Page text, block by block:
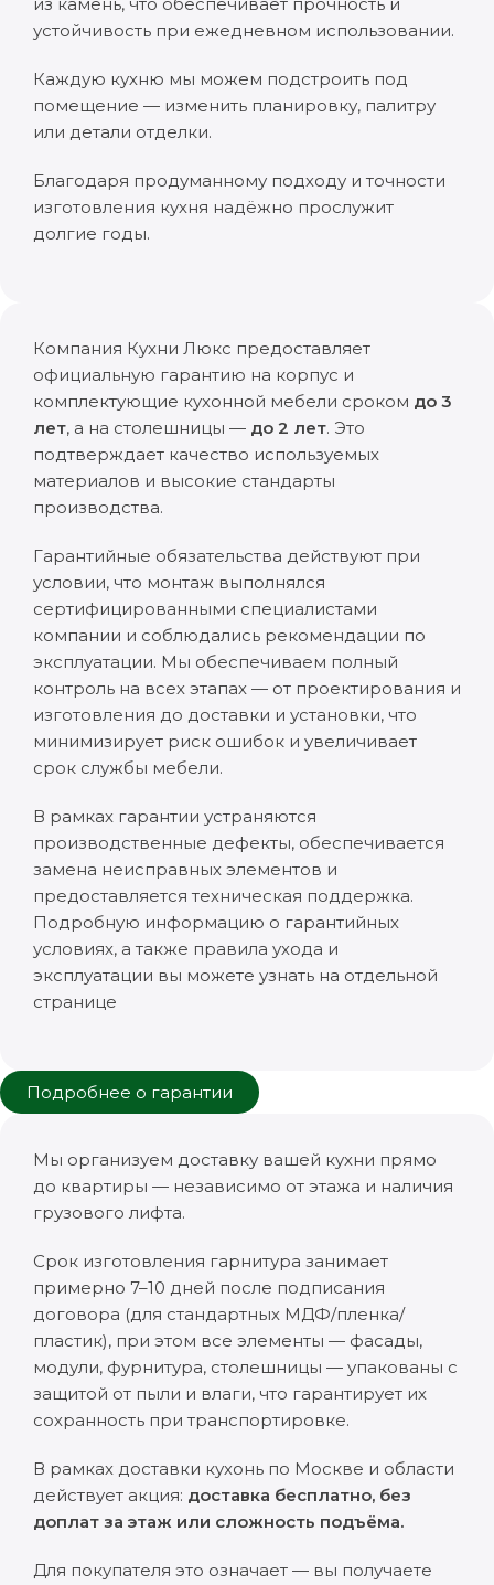
устойчивость при ежедневном использовании.
Каждую кухню мы можем подстроить под
помещение — изменить планировку, палитру
или детали отделки.
Благодаря продуманному подходу и точности
изготовления кухня надёжно прослужит
долгие годы.
Компания Кухни Люкс предоставляет
официальную гарантию на корпус и
комплектующие кухонной мебели сроком до 3
лет, а на столешницы — до 2 лет. Это
подтверждает качество используемых
материалов и высокие стандарты
производства.
Гарантийные обязательства действуют при
условии, что монтаж выполнялся
сертифицированными специалистами
компании и соблюдались рекомендации по
эксплуатации. Мы обеспечиваем полный
контроль на всех этапах — от проектирования и
изготовления до доставки и установки, что
минимизирует риск ошибок и увеличивает
срок службы мебели.
В рамках гарантии устраняются
производственные дефекты, обеспечивается
замена неисправных элементов и
предоставляется техническая поддержка.
Подробную информацию о гарантийных
условиях, а также правила ухода и
эксплуатации вы можете узнать на отдельной
странице
Подробнее о гарантии
Мы организуем доставку вашей кухни прямо
до квартиры — независимо от этажа и наличия
грузового лифта.
Срок изготовления гарнитура занимает
примерно 7–10 дней после подписания
договора (для стандартных МДФ/пленка/
пластик), при этом все элементы — фасады,
модули, фурнитура, столешницы — упакованы с
защитой от пыли и влаги, что гарантирует их
сохранность при транспортировке.
В рамках доставки кухонь по Москве и области
действует акция: доставка бесплатно, без
доплат за этаж или сложность подъёма.
Для покупателя это означает — вы получаете